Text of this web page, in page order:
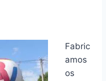
Fabric
amos
os